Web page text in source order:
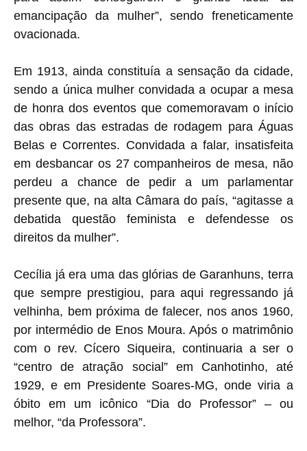
emancipação da mulher”, sendo freneticamente
ovacionada.
Em 1913, ainda constituía a sensação da cidade,
sendo a única mulher convidada a ocupar a mesa
de honra dos eventos que comemoravam o início
das obras das estradas de rodagem para Águas
Belas e Correntes. Convidada a falar, insatisfeita
em desbancar os 27 companheiros de mesa, não
perdeu a chance de pedir a um parlamentar
presente que, na alta Câmara do país, “agitasse a
debatida questão feminista e defendesse os
direitos da mulher”.
Cecília já era uma das glórias de Garanhuns, terra
que sempre prestigiou, para aqui regressando já
velhinha, bem próxima de falecer, nos anos 1960,
por intermédio de Enos Moura. Após o matrimônio
com o rev. Cícero Siqueira, continuaria a ser o
“centro de atração social” em Canhotinho, até
1929, e em Presidente Soares-MG, onde viria a
óbito em um icônico “Dia do Professor” – ou
melhor, “da Professora”.